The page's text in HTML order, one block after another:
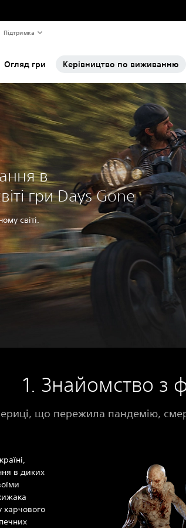
Підтримка
Огляд гри Керівництво по виживанню
в
гри Days Gone
світі.
‎1. Знайомство з
що пережила пандемію,
в диких